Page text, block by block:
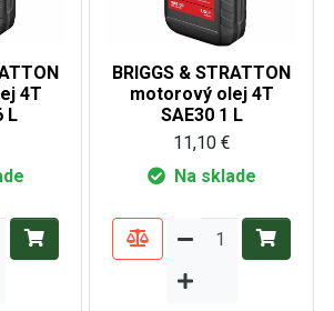
4T
L
BRIGGS & STRATTON
motorový olej 4T
SAE30 1 L
11,10 €
Na sklade